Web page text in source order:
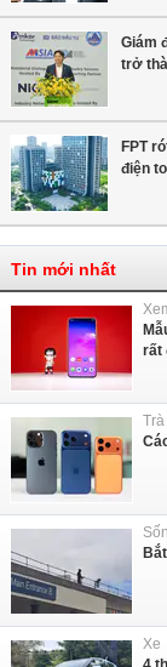
Giám
trở
FPT
điện
Tin mới nhất
rất
Xe